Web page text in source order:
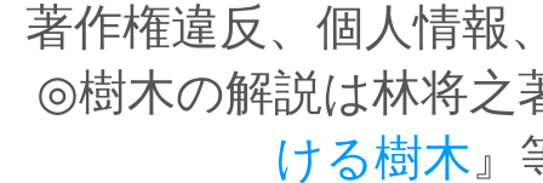
著作権違反、個人情報
◎樹木の解説は林将之
ける樹木』